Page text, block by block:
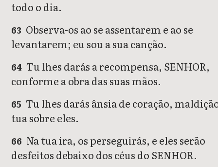
todo o dia.
63 Observa-os ao se assentarem e ao se
levantarem; eu sou a sua canção.
64 Tu lhes darás a recompensa, SENHOR,
conforme a obra das suas mãos.
65 Tu lhes darás ânsia de coração,
tua sobre eles.
66 Na tua ira, os perseguirás, e eles serão
desfeitos debaixo dos céus do SENHOR.